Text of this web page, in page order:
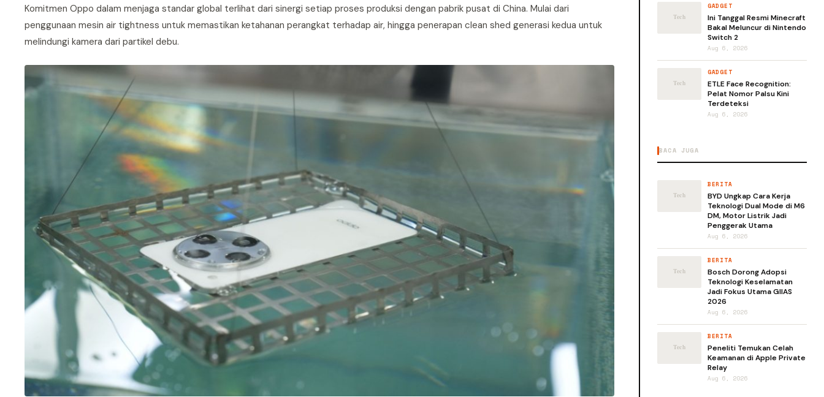
Komitmen Oppo dalam menjaga standar global terlihat dari sinergi setiap proses produksi dengan pabrik pusat di China. Mulai dari
penggunaan mesin air tightness untuk memastikan ketahanan perangkat terhadap air, hingga penerapan clean shed generasi kedua untuk
melindungi kamera dari partikel debu.
GADGET
Ini Tanggal Resmi Minecraft
Bakal Meluncur di Nintendo
Switch 2
Aug 6, 2026
GADGET
ETLE Face Recognition:
Pelat Nomor Palsu Kini
Terdeteksi
Aug 6, 2026
BACA JUGA
BERITA
BYD Ungkap Cara Kerja
Teknologi Dual Mode di M6
DM, Motor Listrik Jadi
Penggerak Utama
Aug 6, 2026
BERITA
Bosch Dorong Adopsi
Teknologi Keselamatan
Jadi Fokus Utama GIIAS
2026
Aug 6, 2026
BERITA
Peneliti Temukan Celah
Keamanan di Apple Private
Relay
Aug 6, 2026